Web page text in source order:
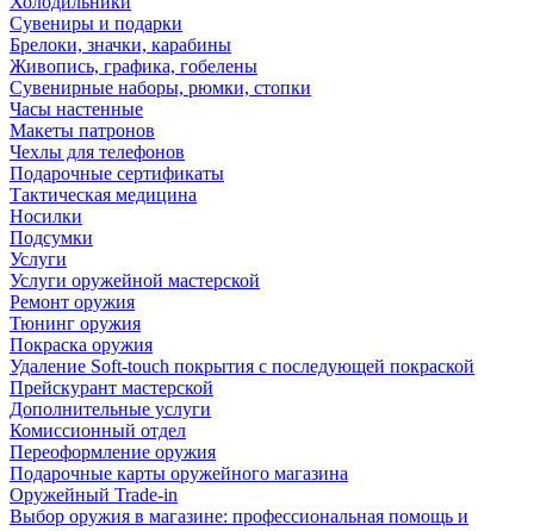
Сувениры и подарки
Брелоки, значки, карабины
Живопись, графика, гобелены
Сувенирные наборы, рюмки, стопки
Часы настенные
Макеты патронов
Чехлы для телефонов
Подарочные сертификаты
Тактическая медицина
Носилки
Подсумки
Услуги
Услуги оружейной мастерской
Ремонт оружия
Тюнинг оружия
Покраска оружия
Удаление Soft-touch покрытия с последующей покраской
Прейскурант мастерской
Дополнительные услуги
Комиссионный отдел
Переоформление оружия
Подарочные карты оружейного магазина
Оружейный Trade-in
Выбор оружия в магазине: профессиональная помощь и